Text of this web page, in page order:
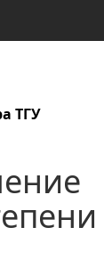
ТГУ